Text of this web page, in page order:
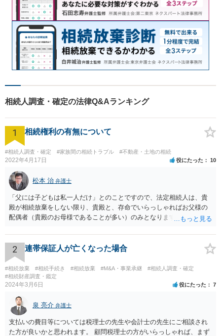
相続人調査・確定の法律Q&Aランキング
1 相続権利の有無について
#相続人調査・確定 #家族間の相続トラブル #不動産・土地の相続
2022年4月17日 役にたった 10
松本 治 弁護士
「父には子どもは私一人だけ」とのことですので、法定相続人は、貴
殿が相続放棄をしない限り、貴殿と、存命でいらっしゃればお父様の
配偶者（貴殿のお母様であることが多い）のみとなります。遺言がな
2 連帯保証人が亡くなった場合
#相続放棄 #相続手続き #相続放棄 #M&A・事業承継
#相続人調査・確定
#相続財産調査・鑑定
2024年3月6日 役にたった 7
泉 亮介 弁護士
支払いの費目等については税理士の先生や会計士の先生にご相談され
た方が良いかと思われます。 顧問税理士の方がいらっしゃれば、まず